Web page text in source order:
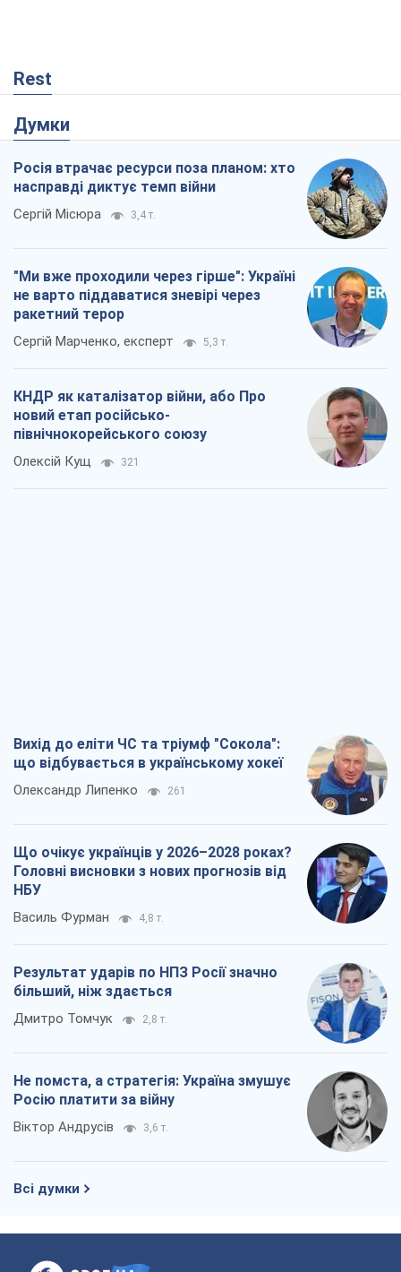
Rest
Думки
Росія втрачає ресурси поза планом: хто
насправді диктує темп війни
Сергій Місюра 3,4 т.
"Ми вже проходили через гірше": Україні
не варто піддаватися зневірі через
ракетний терор
Сергій Марченко, експерт 5,3 т.
КНДР як каталізатор війни, або Про
новий етап російсько-
північнокорейського союзу
Олексій Кущ 321
Вихід до еліти ЧС та тріумф "Сокола":
що відбувається в українському хокеї
Олександр Липенко 261
Що очікує українців у 2026–2028 роках?
Головні висновки з нових прогнозів від
НБУ
Василь Фурман 4,8 т.
Результат ударів по НПЗ Росії значно
більший, ніж здається
Дмитро Томчук 2,8 т.
Не помста, а стратегія: Україна змушує
Росію платити за війну
Віктор Андрусів 3,6 т.
Всі думки